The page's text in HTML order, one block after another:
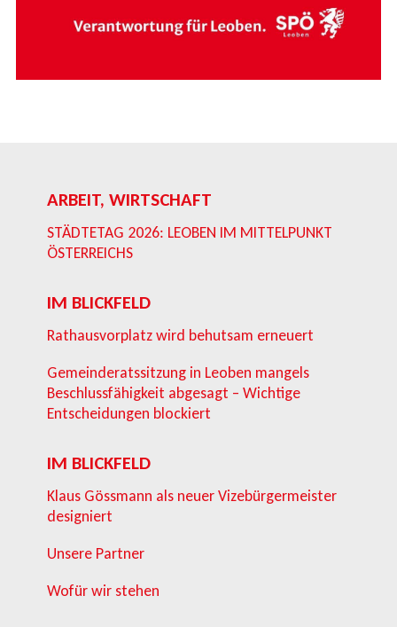
ARBEIT, WIRTSCHAFT
STÄDTETAG 2026: LEOBEN IM MITTELPUNKT
ÖSTERREICHS
IM BLICKFELD
Rathausvorplatz wird behutsam erneuert
Gemeinderatssitzung in Leoben mangels
Beschlussfähigkeit abgesagt – Wichtige
Entscheidungen blockiert
IM BLICKFELD
Klaus Gössmann als neuer Vizebürgermeister
designiert
Unsere Partner
Wofür wir stehen